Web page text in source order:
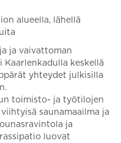
alueella, lähellä
ja vaivattoman
Kaarlenkadulla keskellä
yhteydet julkisilla
toimisto- ja työtilojen
saunamaailma ja
ja
luovat